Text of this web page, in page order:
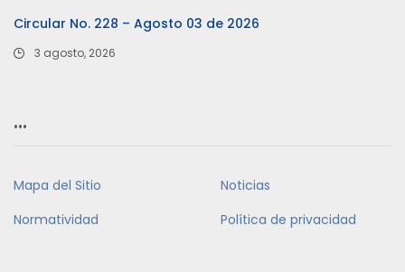
Circular No. 228 – Agosto 03 de 2026
3 agosto, 2026
…
Mapa del Sitio
Noticias
Normatividad
Política de privacidad